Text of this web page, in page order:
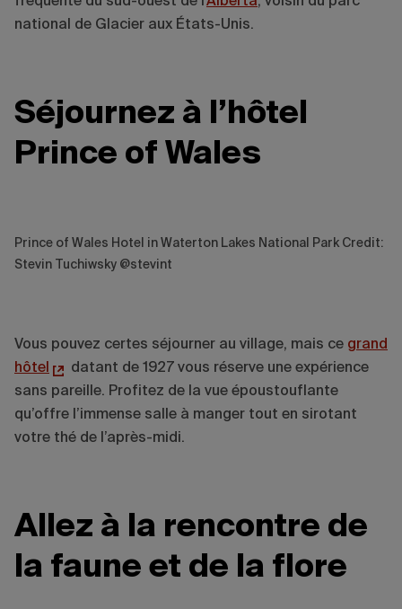
national de Glacier aux États-Unis.
Séjournez à l’hôtel
Prince of Wales
Prince of Wales Hotel in Waterton Lakes National Park Credit:
Stevin Tuchiwsky @stevint
Vous pouvez certes séjourner au village, mais ce grand
hôtel
datant de 1927 vous réserve une expérience
sans pareille. Profitez de la vue époustouflante
qu’offre l’immense salle à manger tout en sirotant
votre thé de l’après-midi.
Allez à la rencontre de
la faune et de la flore